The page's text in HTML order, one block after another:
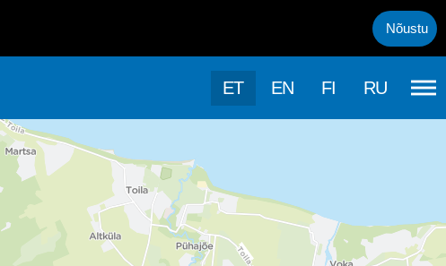
kasutamise, kasutab k&auml;esolev veebileht
Nõustu
ET EN FI RU